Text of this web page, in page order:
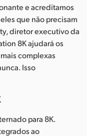
e acreditamos
que não precisam
diretor executivo da
8K ajudará os
complexas
Isso
para 8K.
ao